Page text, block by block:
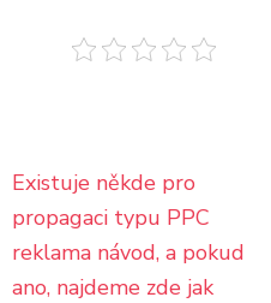
Navigace
pro
příspěvek
Existuje někde pro
propagaci typu PPC
reklama návod, a pokud
ano, najdeme zde jak